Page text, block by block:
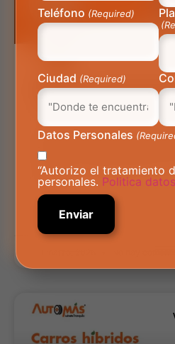
Revisión
Vehículos
Revisión Tecnomecánica para
2026 Introducción ¿Tienes
no sabes si debes pasar por
común
LEER MÁS »
Teléfono (Required)
Ciudad (Required)
Datos Personales
“Autorizo el tratamiento
personales. Politica datos